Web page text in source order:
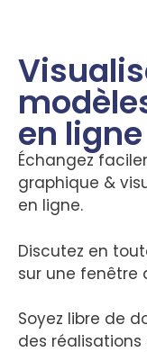
en ligne
Échangez
graphique &
en ligne.
Discutez en
sur une fenêtre
Soyez libre de
des